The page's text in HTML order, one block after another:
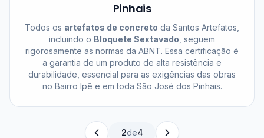
Pinhais
Todos os artefatos de concreto da Santos Artefatos,
incluindo o Bloquete Sextavado , seguem
rigorosamente as normas da ABNT. Essa certificação é
a garantia de um produto de alta resistência e
durabilidade, essencial para as exigências das obras
no Bairro Ipê e em toda São José dos Pinhais.
2de4